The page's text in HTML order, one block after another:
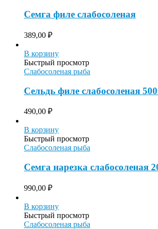
Семга филе слабосоленая
389,00 ₽
В корзину
Быстрый просмотр
Слабосоленая рыба
Сельдь филе слабосоленая
490,00 ₽
В корзину
Быстрый просмотр
Слабосоленая рыба
Семга нарезка слабосоленая
990,00 ₽
В корзину
Быстрый просмотр
Слабосоленая рыба